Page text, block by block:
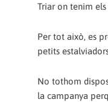
Triar on tenim
Per tot això, es
petits
No tothom
la campanya